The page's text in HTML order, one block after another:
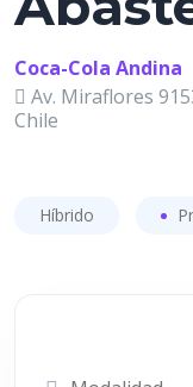
Coca-Cola Andina
Av. Miraflores
Chile
Híbrido